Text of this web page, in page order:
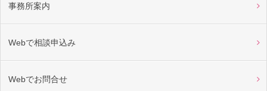
事務所案内
Webで相談申込み
Webでお問合せ